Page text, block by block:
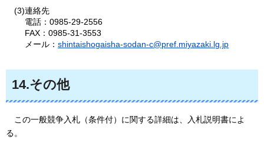
(3)連絡先
電話：0985-29-2556
FAX：0985-31-3553
メール：shintaishogaisha-sodan-c@pref.miyazaki.lg.jp
14.その他
こ の一般競争入札（条件付）に関する詳細は、入札説明書によ
る。